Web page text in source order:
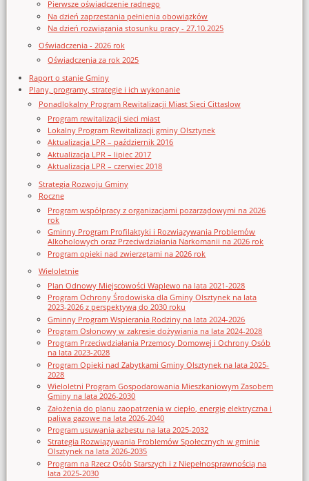
Pierwsze oświadczenie radnego
Na dzień zaprzestania pełnienia obowiązków
Na dzień rozwiązania stosunku pracy - 27.10.2025
Oświadczenia - 2026 rok
Oświadczenia za rok 2025
Raport o stanie Gminy
Plany, programy, strategie i ich wykonanie
Ponadlokalny Program Rewitalizacji Miast Sieci Cittaslow
Program rewitalizacji sieci miast
Lokalny Program Rewitalizacji gminy Olsztynek
Aktualizacja LPR – październik 2016
Aktualizacja LPR – lipiec 2017
Aktualizacja LPR – czerwiec 2018
Strategia Rozwoju Gminy
Roczne
Program współpracy z organizacjami pozarządowymi na 2026
rok
Gminny Program Profilaktyki i Rozwiązywania Problemów
Alkoholowych oraz Przeciwdziałania Narkomanii na 2026 rok
Program opieki nad zwierzętami na 2026 rok
Wieloletnie
Plan Odnowy Miejscowości Waplewo na lata 2021-2028
Program Ochrony Środowiska dla Gminy Olsztynek na lata
2023-2026 z perspektywą do 2030 roku
Gminny Program Wspierania Rodziny na lata 2024-2026
Program Osłonowy w zakresie dożywiania na lata 2024-2028
Program Przeciwdziałania Przemocy Domowej i Ochrony Osób
na lata 2023-2028
Program Opieki nad Zabytkami Gminy Olsztynek na lata 2025-
2028
Wieloletni Program Gospodarowania Mieszkaniowym Zasobem
Gminy na lata 2026-2030
Założenia do planu zaopatrzenia w ciepło, energię elektryczna i
paliwa gazowe na lata 2026-2040
Program usuwania azbestu na lata 2025-2032
Strategia Rozwiązywania Problemów Społecznych w gminie
Olsztynek na lata 2026-2035
Program na Rzecz Osób Starszych i z Niepełnosprawnością na
lata 2025-2030